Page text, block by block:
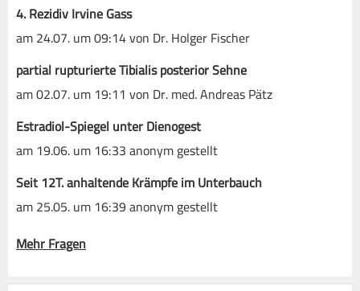
4. Rezidiv Irvine Gass
am 24.07. um 09:14 von Dr. Holger Fischer
partial rupturierte Tibialis posterior Sehne
am 02.07. um 19:11 von Dr. med. Andreas Pätz
Estradiol-Spiegel unter Dienogest
am 19.06. um 16:33 anonym gestellt
Seit 12T. anhaltende Krämpfe im Unterbauch
am 25.05. um 16:39 anonym gestellt
Mehr Fragen